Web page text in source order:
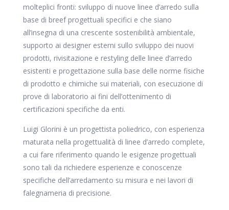
molteplici fronti: sviluppo di nuove linee d’arredo sulla
base di breef progettuali specifici e che siano
all’insegna di una crescente sostenibilità ambientale,
supporto ai designer esterni sullo sviluppo dei nuovi
prodotti, rivisitazione e restyling delle linee d’arredo
esistenti e progettazione sulla base delle norme fisiche
di prodotto e chimiche sui materiali, con esecuzione di
prove di laboratorio ai fini dell’ottenimento di
certificazioni specifiche da enti.
Luigi Glorini è un progettista poliedrico, con esperienza
maturata nella progettualità di linee d’arredo complete,
a cui fare riferimento quando le esigenze progettuali
sono tali da richiedere esperienze e conoscenze
specifiche dell’arredamento su misura e nei lavori di
falegnameria di precisione.